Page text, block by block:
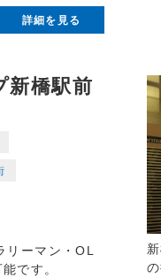
詳細を見る
新橋駅前
リーマン・OL
です。